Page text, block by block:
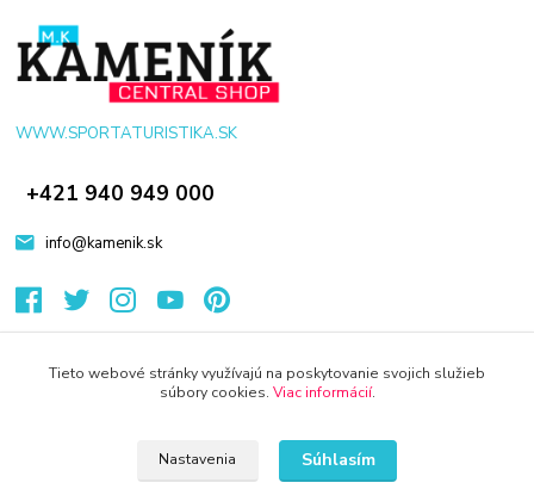
WWW.SPORTATURISTIKA.SK
+421 940 949 000
info@kamenik.sk
Eshop-rychlo.sk
Tieto webové stránky využívajú na poskytovanie svojich služieb
súbory cookies. Viac informácií.
Nastavenia Súhlasím